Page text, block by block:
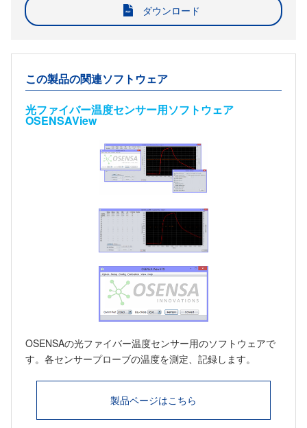
ダウンロード
この製品の関連ソフトウェア
光ファイバー温度センサー用ソフトウェア
OSENSAView
OSENSAの光ファイバー温度センサー用のソフトウェアで
す。各センサープローブの温度を測定、記録します。
製品ページはこちら